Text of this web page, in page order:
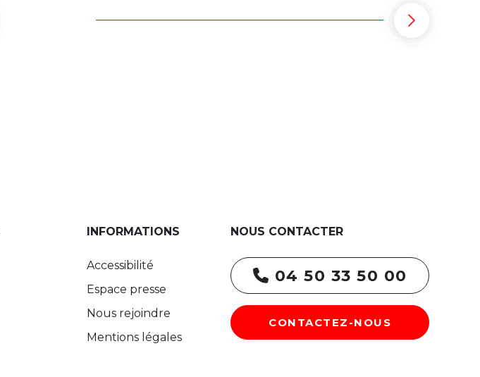
INFORMATIONS
Accessibilité
Espace presse
Nous rejoindre
Mentions légales
NOUS CONTACTER
04 50 33 50 00
CONTACTEZ-NOUS